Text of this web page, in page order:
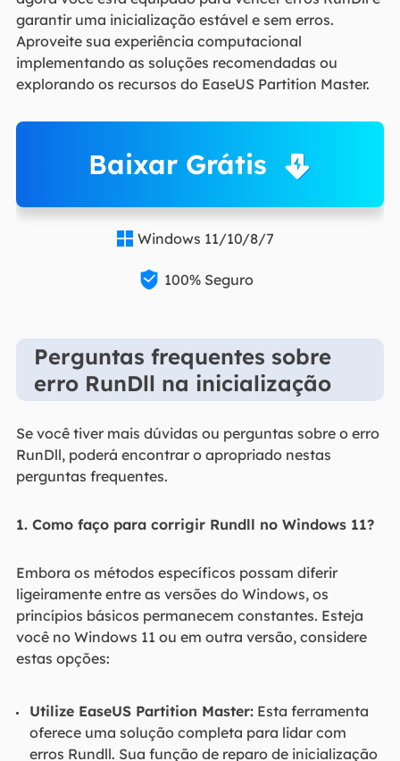
garantir uma inicialização estável e sem erros.
Aproveite sua experiência computacional
implementando as soluções recomendadas ou
explorando os recursos do EaseUS Partition Master.
Baixar Grátis
 Windows 11/10/8/7
 100% Seguro
Perguntas frequentes sobre
erro RunDll na inicialização
Se você tiver mais dúvidas ou perguntas sobre o erro
RunDll, poderá encontrar o apropriado nestas
perguntas frequentes.
1. Como faço para corrigir Rundll no Windows 11?
Embora os métodos específicos possam diferir
ligeiramente entre as versões do Windows, os
princípios básicos permanecem constantes. Esteja
você no Windows 11 ou em outra versão, considere
estas opções:
Utilize EaseUS Partition Master:Esta ferramenta
oferece uma solução completa para lidar com
erros Rundll. Sua função de reparo de inicialização